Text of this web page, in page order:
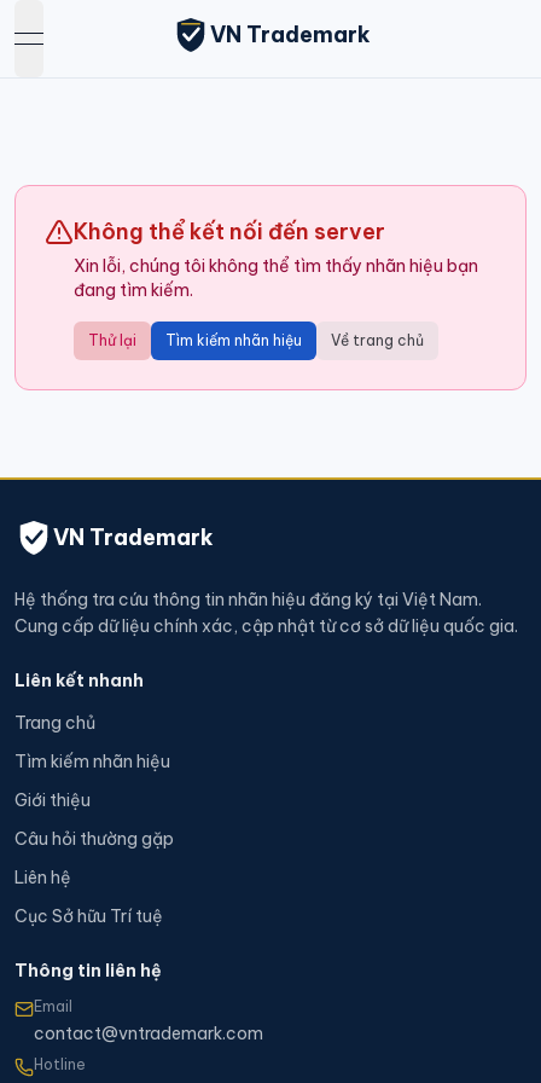
open navigation menu
VN Trademark
Không thể kết nối đến server
Xin lỗi, chúng tôi không thể tìm thấy nhãn hiệu bạn
đang tìm kiếm.
Thử lại Tìm kiếm nhãn hiệu Về trang chủ
VN Trademark
Hệ thống tra cứu thông tin nhãn hiệu đăng ký tại Việt Nam.
Cung cấp dữ liệu chính xác, cập nhật từ cơ sở dữ liệu quốc gia.
Liên kết nhanh
Trang chủ
Tìm kiếm nhãn hiệu
Giới thiệu
Câu hỏi thường gặp
Liên hệ
Cục Sở hữu Trí tuệ
Thông tin liên hệ
Email
contact@vntrademark.com
Hotline